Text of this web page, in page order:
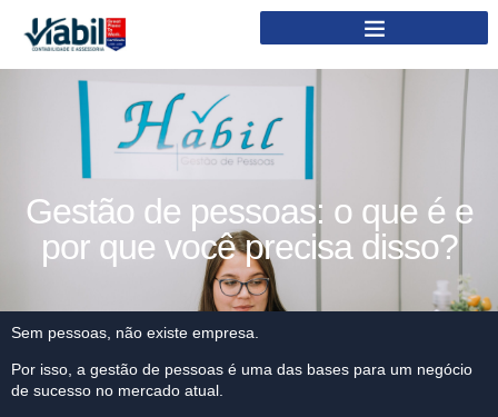
Gestão de pessoas: o que é e
por que você precisa disso?
Sem pessoas, não existe empresa.
Por isso, a gestão de pessoas é uma das bases para um negócio
de sucesso no mercado atual.